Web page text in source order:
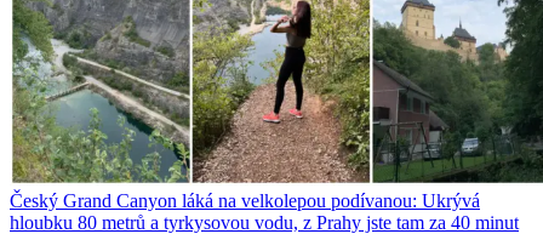
Český Grand Canyon láká na velkolepou podívanou: Ukrývá
hloubku 80 metrů a tyrkysovou vodu, z Prahy jste tam za 40 minut